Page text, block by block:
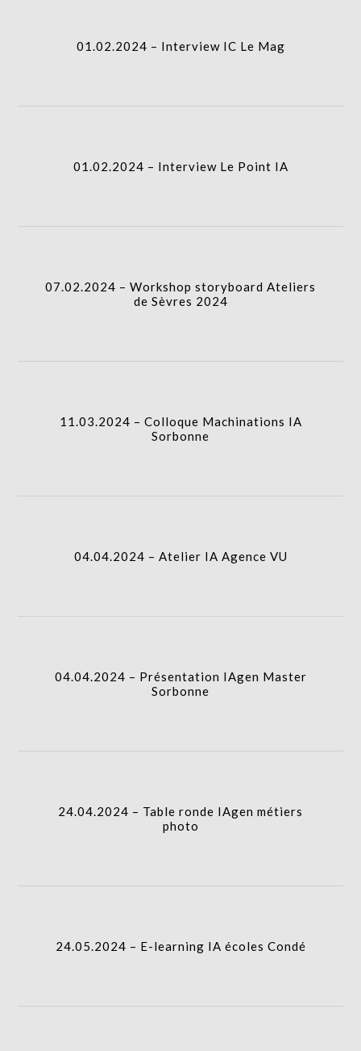
01.02.2024 – Interview IC Le Mag
01.02.2024 – Interview Le Point IA
07.02.2024 – Workshop storyboard Ateliers
de Sèvres 2024
11.03.2024 – Colloque Machinations IA
Sorbonne
04.04.2024 – Atelier IA Agence VU
04.04.2024 – Présentation IAgen Master
Sorbonne
24.04.2024 – Table ronde IAgen métiers
photo
24.05.2024 – E-learning IA écoles Condé